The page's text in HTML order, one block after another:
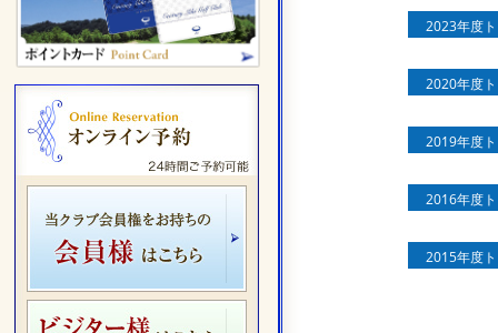
2023年度
2020年度
2019年度
2016年度
2015年度